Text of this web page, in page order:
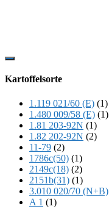
Show
Content
Kartoffelsorte
1.119 021/60 (E) (1)
1.480 009/58 (E) (1)
1.81 203-92N (1)
1.82 202-92N (2)
11-79 (2)
1786c(50) (1)
2149c(18) (2)
2151b(31) (1)
3.010 020/70 (N+B)
A 1 (1)